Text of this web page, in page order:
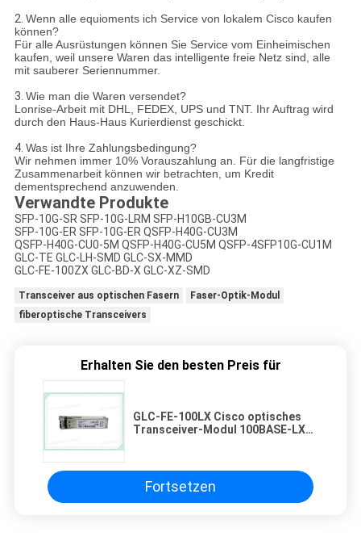
2. Wenn alle equioments ich Service von lokalem Cisco kaufen
können?
Für alle Ausrüstungen können Sie Service vom Einheimischen
kaufen, weil unsere Waren das intelligente freie Netz sind, alle
mit sauberer Seriennummer.
3. Wie man die Waren versendet?
Lonrise-Arbeit mit DHL, FEDEX, UPS und TNT. Ihr Auftrag wird
durch den Haus-Haus Kurierdienst geschickt.
4. Was ist Ihre Zahlungsbedingung?
Wir nehmen immer 10% Vorauszahlung an. Für die langfristige
Zusammenarbeit können wir betrachten, um Kredit
dementsprechend anzuwenden.
Verwandte Produkte
SFP-10G-SR SFP-10G-LRM SFP-H10GB-CU3M
SFP-10G-ER SFP-10G-ER QSFP-H40G-CU3M
QSFP-H40G-CU0-5M QSFP-H40G-CU5M QSFP-4SFP10G-CU1M
GLC-TE GLC-LH-SMD GLC-SX-MMD
GLC-FE-100ZX GLC-BD-X GLC-XZ-SMD
Transceiver aus optischen Fasern
Faser-Optik-Modul
fiberoptische Transceivers
Erhalten Sie den besten Preis für
GLC-FE-100LX Cisco optisches
Transceiver-Modul 100BASE-LX
Fortsetzen